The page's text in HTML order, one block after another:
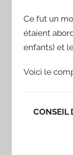
Ce fut un
étaient
enfants) et
Voici le
CONSEIL